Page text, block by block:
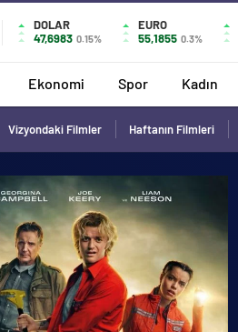
DOLAR
47,6983 0.15%
EURO
55,1855 0.3%
Ekonomi Spor Kadın
Vizyondaki Filmler Haftanın Filmleri